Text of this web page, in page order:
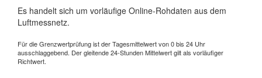
Es handelt sich um vorläufige Online-Rohdaten aus dem
Luftmessnetz.
Für die Grenzwertprüfung ist der Tagesmittelwert von 0 bis 24 Uhr
ausschlaggebend. Der gleitende 24-Stunden Mittelwert gilt als vorläufiger
Richtwert.